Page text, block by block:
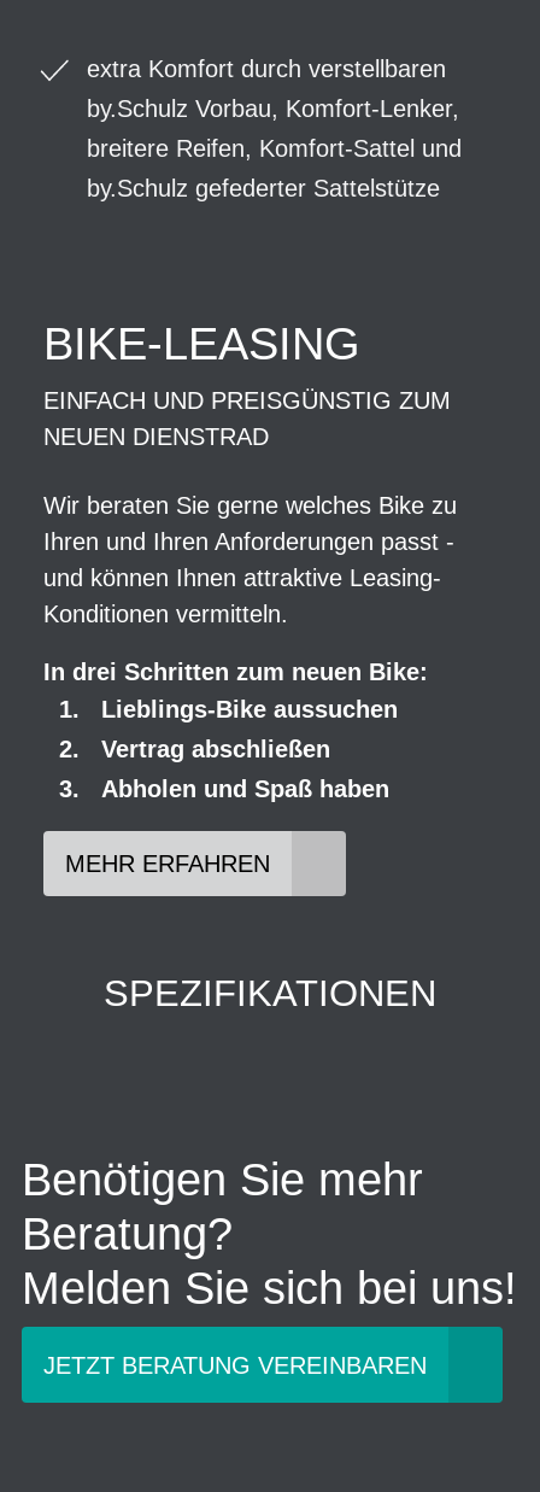
extra Komfort durch verstellbaren
by.Schulz Vorbau, Komfort-Lenker,
breitere Reifen, Komfort-Sattel und
by.Schulz gefederter Sattelstütze
BIKE-LEASING
EINFACH UND PREISGÜNSTIG ZUM
NEUEN DIENSTRAD
Wir beraten Sie gerne welches Bike zu
Ihren und Ihren Anforderungen passt -
und können Ihnen attraktive Leasing-
Konditionen vermitteln.
In drei Schritten zum neuen Bike:
Lieblings-Bike aussuchen
Vertrag abschließen
Abholen und Spaß haben
MEHR ERFAHREN
SPEZIFIKATIONEN
Benötigen Sie mehr
Beratung?
Melden Sie sich bei uns!
JETZT BERATUNG VEREINBAREN